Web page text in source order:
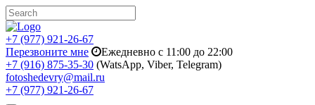
+7 (977) 921-26-67
Перезвоните мне
Ежедневно с 11:00 до 22:00
+7 (916) 875-35-30 (WatsApp, Viber, Telegram)
fotoshedevry@mail.ru
+7 (977) 921-26-67